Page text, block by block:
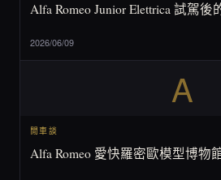
Alfa Romeo Junior Elettrica 試駕後
2026/06/09
A
閒車談
Alfa Romeo 愛快羅密歐模型博物